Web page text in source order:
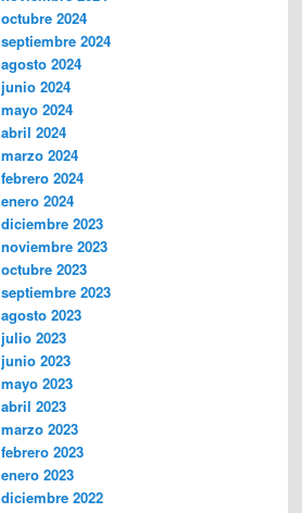
octubre 2024
septiembre 2024
agosto 2024
junio 2024
mayo 2024
abril 2024
marzo 2024
febrero 2024
enero 2024
diciembre 2023
noviembre 2023
octubre 2023
septiembre 2023
agosto 2023
julio 2023
junio 2023
mayo 2023
abril 2023
marzo 2023
febrero 2023
enero 2023
diciembre 2022